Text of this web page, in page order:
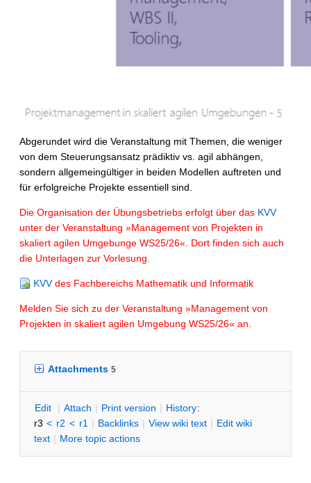
Abgerundet wird die Veranstaltung mit Themen, die weniger
von dem Steuerungsansatz prädiktiv vs. agil abhängen,
sondern allgemeingültiger in beiden Modellen auftreten und
für erfolgreiche Projekte essentiell sind.
Die Organisation der Übungsbetriebs erfolgt über das KVV
unter der Veranstaltung »Management von Projekten in
skaliert agilen Umgebunge WS25/26«. Dort finden sich auch
die Unterlagen zur Vorlesung.
KVVdes Fachbereichs Mathematik und Informatik
Melden Sie sich zu der Veranstaltung »Management von
Projekten in skaliert agilen Umgebung WS25/26« an.
Attachments 5
Edit | Attach | Print version | History:
r3 < r2 < r1 | Backlinks | View wiki text | Edit wiki
text | More topic actions